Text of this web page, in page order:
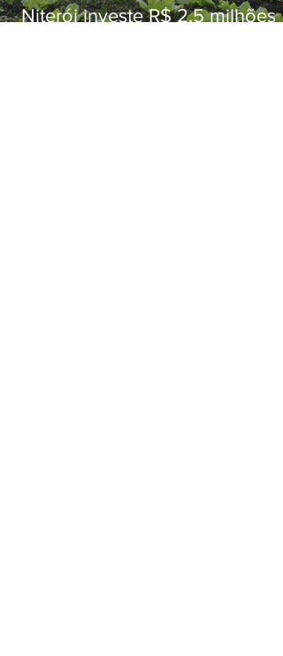
Niterói investe R$ 2,5 milhões